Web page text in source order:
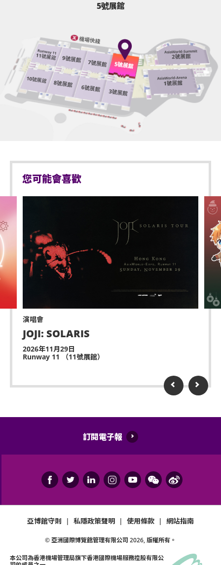
5號展館
您可能會喜歡
演唱會
JOJI: SOLARIS
2026年11月29日
Runway 11 （11號展館）
訂閱電子報
亞博館守則 | 私隱政策聲明 | 使用條款 | 網站指南
© 亞洲國際博覽館管理有限公司 2026, 版權所有。
本公司為香港機場管理局旗下香港國際機場服務控股有限公